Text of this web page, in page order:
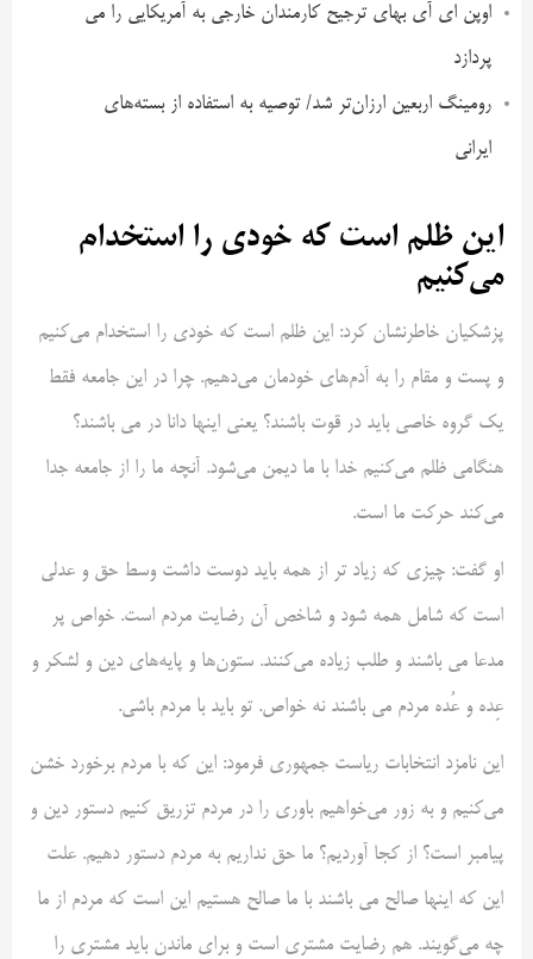
اوپن ای آی بهای ترجیح کارمندان خارجی به آمریکایی را می
پردازد
رومینگ اربعین ارزان‌تر شد/ توصیه به استفاده از بسته‌های
ایرانی
این ظلم است که خودی را استخدام
می‌کنیم
پزشکیان خاطرنشان کرد: این ظلم است که خودی را استخدام می‌کنیم
و پست و مقام را به آدم‌های خودمان می‌دهیم. چرا در این جامعه فقط
یک گروه خاصی باید در قوت باشند؟ یعنی اینها دانا در می باشند؟
هنگامی ظلم می‌کنیم خدا با ما دیمن می‌شود. آنچه ما را از جامعه جدا
می‌کند حرکت ما است.
او گفت: چیزی که زیاد تر از همه باید دوست داشت وسط حق و عدلی
است که شامل همه شود و شاخص آن رضایت مردم است. خواص پر
مدعا می باشند و طلب زیاده می‌کنند. ستون‌ها و پایه‌های دین و لشکر و
عِده و عُده مردم می باشند نه خواص. تو باید با مردم باشی.
این نامزد انتخابات ریاست جمهوری فرمود: این که با مردم برخورد خشن
می‌کنیم و به زور می‌خواهیم باوری را در مردم تزریق کنیم دستور دین و
پیامبر است؟ از کجا آوردیم؟ ما حق نداریم به مردم دستور دهیم. علت
این که اینها صالح می باشند با ما صالح هستیم این است که مردم از ما
چه می‌گویند. هم رضایت مشتری است و برای ماندن باید مشتری را